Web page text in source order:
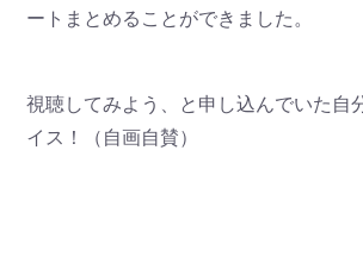
ートまとめることができました。
視聴してみよう、と申し込んでいた自
イス！（自画自賛）